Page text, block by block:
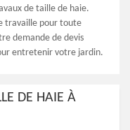
de taille de haie.
travaille pour toute
demande de devis
entretenir votre jardin.
DE HAIE À